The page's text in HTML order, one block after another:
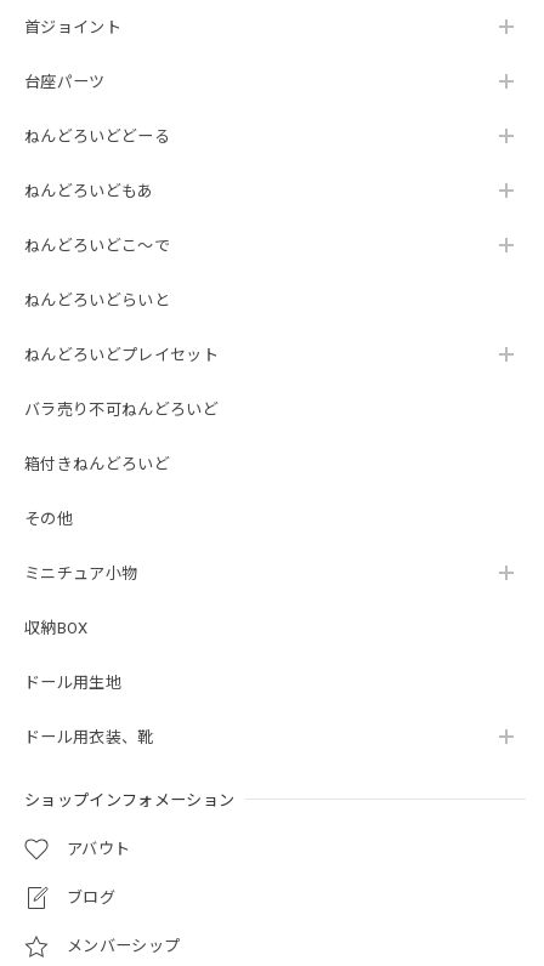
首ジョイント
台座パーツ
ねんどろいどどーる
ねんどろいどもあ
ねんどろいどこ～で
ねんどろいどらいと
ねんどろいどプレイセット
バラ売り不可ねんどろいど
箱付きねんどろいど
その他
ミニチュア小物
収納BOX
ドール用生地
ドール用衣装、靴
ショップインフォメーション
アバウト
ブログ
メンバーシップ